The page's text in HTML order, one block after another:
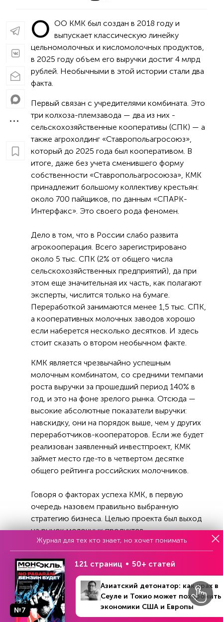
№25 (1438) В номере
О ОО КМК был создан в 2018 году и
выпускает классическую линейку
цельномолочных и кисломолочных продуктов,
в 2025 году объем его выручки достиг 4 млрд
рублей. Необычными в этой истории стали два
факта.
Первый связан с учредителями комбината. Это
три колхоза-племзавода — два из них -
сельскохозяйственные кооперативы (СПК) — а
также агрохолдинг «Ставропольагросоюз»,
который до 2025 года был кооперативом. В
итоге, даже без учета сменившего форму
собственности «Ставропольагросоюза», КМК
принадлежит большому коллективу крестьян:
около 700 пайщиков, по данным «СПАРК-
Интерфакс». Это своего рода феномен.
Дело в том, что в России слабо развита
агрокооперация. Всего зарегистрировано
около 5 тыс. СПК (2% от общего числа
сельскохозяйственных предприятий), да при
этом еще значительная их часть, как полагают
эксперты, числится только на бумаге.
Переработкой занимаются менее 1,5 тыс. СПК,
а кооперативных молочных заводов хорошо
если наберется несколько десятков. И здесь
стоит сказать о втором необычном факте.
КМК является чрезвычайно успешным
молочным комбинатом, со средними темпами
роста выручки за прошедший период 140% в
год, и это на фоне зрелого рынка. Отсюда —
высокие абсолютные показатели выручки:
навскидку, они на порядок выше, чем у других
переработчиков-кооператоров. Если же будет
реализован заявленный инвестпроект, КМК
займет место где-то в четвертом десятке
общего рейтинга российских молочников.
Говоря о факторах успеха КМК, в первую
очередь назовем правильно выбранную
стратегию бизнеса. Целью проекта был выход
на рынок молочных продуктов
«беспрецедентного», премиального качества.
сами контролируют производство по всей
цепочке, начиная от кормовой базы для КРС.
Кстати, вскоре после запуска молкомбината
«Ставропольагросоюз», в чьих хозяйствах
выращивается 10 видов сельхозкультур,
Журнал для тех кто знает, но хочет понимать
№7
121 страниц 50+ статей
Азиатский детонатор: как крах в
Сеуле и Токио может похоронить
экономики США и Европы